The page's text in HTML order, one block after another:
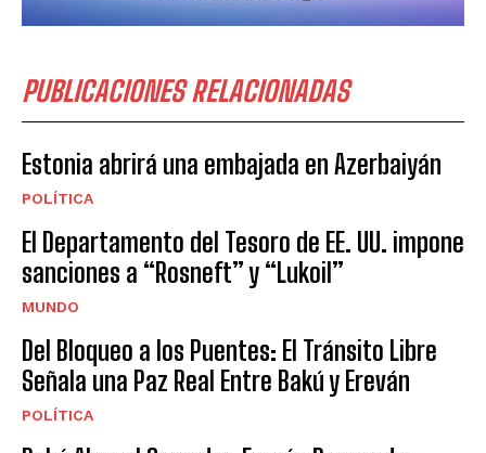
PUBLICACIONES RELACIONADAS
Estonia abrirá una embajada en Azerbaiyán
POLÍTICA
El Departamento del Tesoro de EE. UU. impone
sanciones a “Rosneft” y “Lukoil”
MUNDO
Del Bloqueo a los Puentes: El Tránsito Libre
Señala una Paz Real Entre Bakú y Ereván
POLÍTICA